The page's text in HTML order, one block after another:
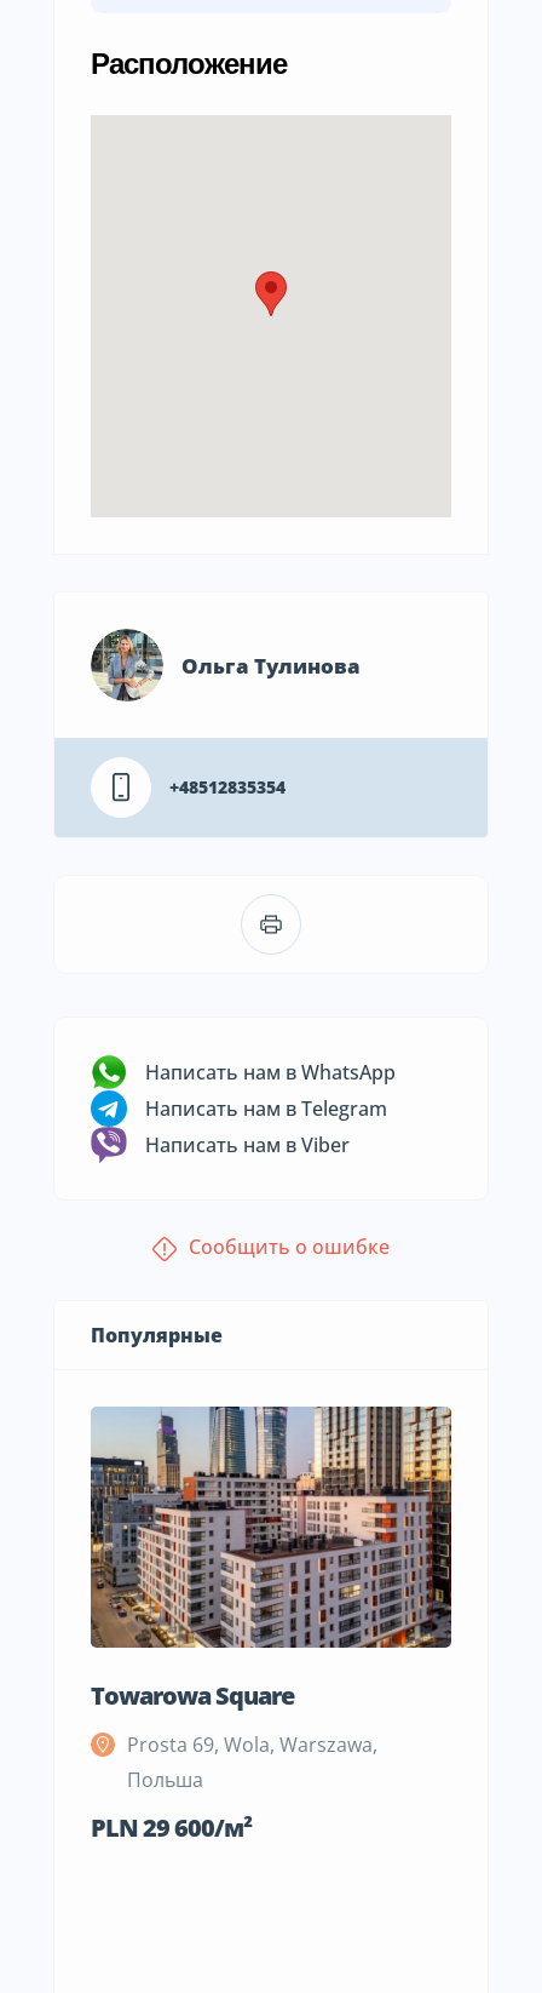
Расположение
Ольга Тулинова
+48512835354
Написать нам в WhatsApp
Написать нам в Telegram
Написать нам в Viber
Сообщить о ошибке
Популярные
Towarowa Square
Prosta 69, Wola, Warszawa,
Польша
PLN 29 600/м²